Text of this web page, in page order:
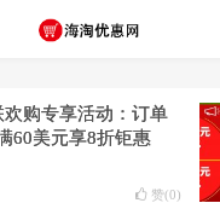
欢购专享活动：订单
60美元享8折钜惠
赞(0)